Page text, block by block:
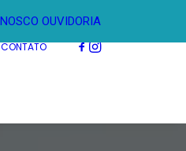
OUVIDORIA
CONTATO